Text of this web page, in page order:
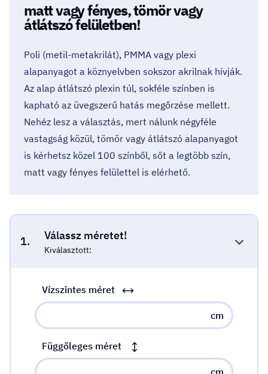
matt vagy fényes, tömör vagy
átlátszó felületben!
Poli (metil-metakrilát), PMMA vagy plexi
alapanyagot a köznyelvben sokszor akrilnak hívják.
Az alap átlátszó plexin túl, sokféle színben is
kapható az üvegszerű hatás megőrzése mellett.
Nehéz lesz a választás, mert nálunk négyféle
vastagság közül, tömör vagy átlátszó alapanyagot
is kérhetsz közel 100 színből, sőt a legtöbb szín,
matt vagy fényes felülettel is elérhető.
1. Válassz méretet!
Kiválasztott:
Vízszintes méret
cm
Függőleges méret
cm